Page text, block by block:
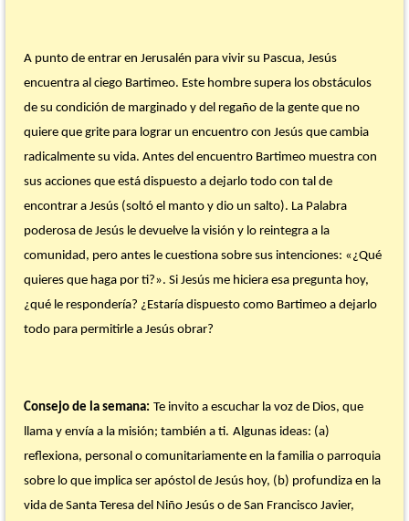
A punto de entrar en Jerusalén para vivir su Pascua, Jesús
encuentra al ciego Bartimeo. Este hombre supera los obstáculos
de su condición de marginado y del regaño de la gente que no
quiere que grite para lograr un encuentro con Jesús que cambia
radicalmente su vida. Antes del encuentro Bartimeo muestra con
sus acciones que está dispuesto a dejarlo todo con tal de
encontrar a Jesús (soltó el manto y dio un salto). La Palabra
poderosa de Jesús le devuelve la visión y lo reintegra a la
comunidad, pero antes le cuestiona sobre sus intenciones: «¿Qué
quieres que haga por ti?». Si Jesús me hiciera esa pregunta hoy,
¿qué le respondería? ¿Estaría dispuesto como Bartimeo a dejarlo
todo para permitirle a Jesús obrar?
Consejo de la semana: Te invito a escuchar la voz de Dios, que
llama y envía a la misión; también a ti. Algunas ideas: (a)
reflexiona, personal o comunitariamente en la familia o parroquia
sobre lo que implica ser apóstol de Jesús hoy, (b) profundiza en la
vida de Santa Teresa del Niño Jesús o de San Francisco Javier,